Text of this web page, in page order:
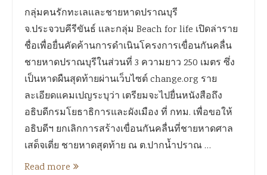
กลุ่มฅนรักทะเลเเละชายหาดปราณบุรี
จ.ประจวบคีรีขันธ์ เเละกลุ่ม Beach for life เปิดล่าราย
ชื่อเพื่อยื่นคัดค้านการดำเนินโครงการเขื่อนกันคลื่น
ชายหาดปราณบุรีในส่วนที่ 3 ความยาว 250 เมตร ซึ่ง
เป็นหาดผืนสุดท้ายผ่านเว็บไซต์ change.org ราย
ละเอียดแคมเปญระบุว่า เตรียมจะไปยื่นหนังสือถึง
อธิบดีกรมโยธาธิการและผังเมือง ที่ กทม. เพื่อขอให้
อธิบดีฯ ยกเลิกการสร้างเขื่อนกันคลื่นที่ชายหาดศาล
เสด็จเตี่ย ชายหาดสุดท้าย ณ ต.ปากน้ำปราณ …
Read more